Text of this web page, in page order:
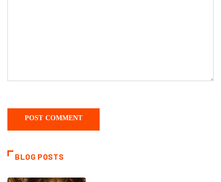
BLOG POSTS